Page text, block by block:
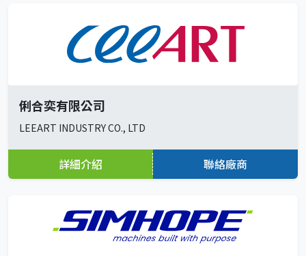
俐合奕有限公司
LEEART INDUSTRY CO., LTD
詳細介紹 聯絡廠商